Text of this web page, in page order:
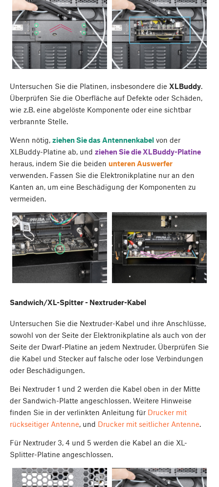
Untersuchen Sie die Platinen, insbesondere die XLBuddy.
Überprüfen Sie die Oberfläche auf Defekte oder Schäden,
wie z.B. eine abgelöste Komponente oder eine sichtbar
verbrannte Stelle.
Wenn nötig, ziehen Sie das Antennenkabel von der
XLBuddy-Platine ab, und ziehen Sie die XLBuddy-Platine
heraus, indem Sie die beiden unteren Auswerfer
verwenden. Fassen Sie die Elektronikplatine nur an den
Kanten an, um eine Beschädigung der Komponenten zu
vermeiden.
Sandwich/XL-Spitter - Nextruder-Kabel
Untersuchen Sie die Nextruder-Kabel und ihre Anschlüsse,
sowohl von der Seite der Elektronikplatine als auch von der
Seite der Dwarf-Platine an jedem Nextruder. Überprüfen Sie
die Kabel und Stecker auf falsche oder lose Verbindungen
oder Beschädigungen.
Bei Nextruder 1 und 2 werden die Kabel oben in der Mitte
der Sandwich-Platte angeschlossen. Weitere Hinweise
finden Sie in der verlinkten Anleitung für Drucker mit
rückseitiger Antenne, und Drucker mit seitlicher Antenne.
Für Nextruder 3, 4 und 5 werden die Kabel an die XL-
Splitter-Platine angeschlossen.